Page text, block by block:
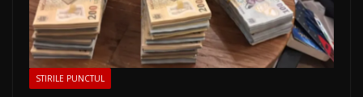
STIRILE PUNCTUL